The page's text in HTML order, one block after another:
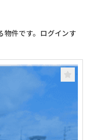
物件です。ログインす